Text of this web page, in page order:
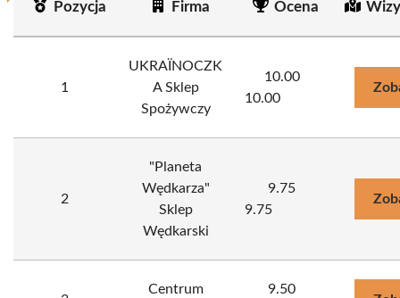
Pozycja Firma Ocena
1
UKRAЇNOCZK
A Sklep
Spożywczy
10.00
10.00
2
"Planeta
Wędkarza"
Sklep
Wędkarski
9.75
9.75
Centrum
9.50